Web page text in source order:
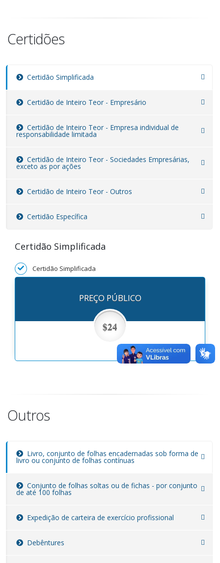
Certidões
Certidão Simplificada
Certidão de Inteiro Teor - Empresário
Certidão de Inteiro Teor - Empresa individual de
responsabilidade limitada
Certidão de Inteiro Teor - Sociedades Empresárias,
exceto as por ações
Certidão de Inteiro Teor - Outros
Certidão Específica
Certidão Simplificada
Certidão Simplificada
PREÇO PÚBLICO
$24
Outros
Livro, conjunto de folhas encadernadas sob forma de
livro ou conjunto de folhas contínuas
Conjunto de folhas soltas ou de fichas - por conjunto
de até 100 folhas
Expedição de carteira de exercício profissional
Debêntures